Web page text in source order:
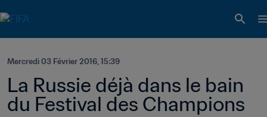
Mercredi 03 Février 2016, 15:39
La Russie déjà dans le bain
du Festival des Champions